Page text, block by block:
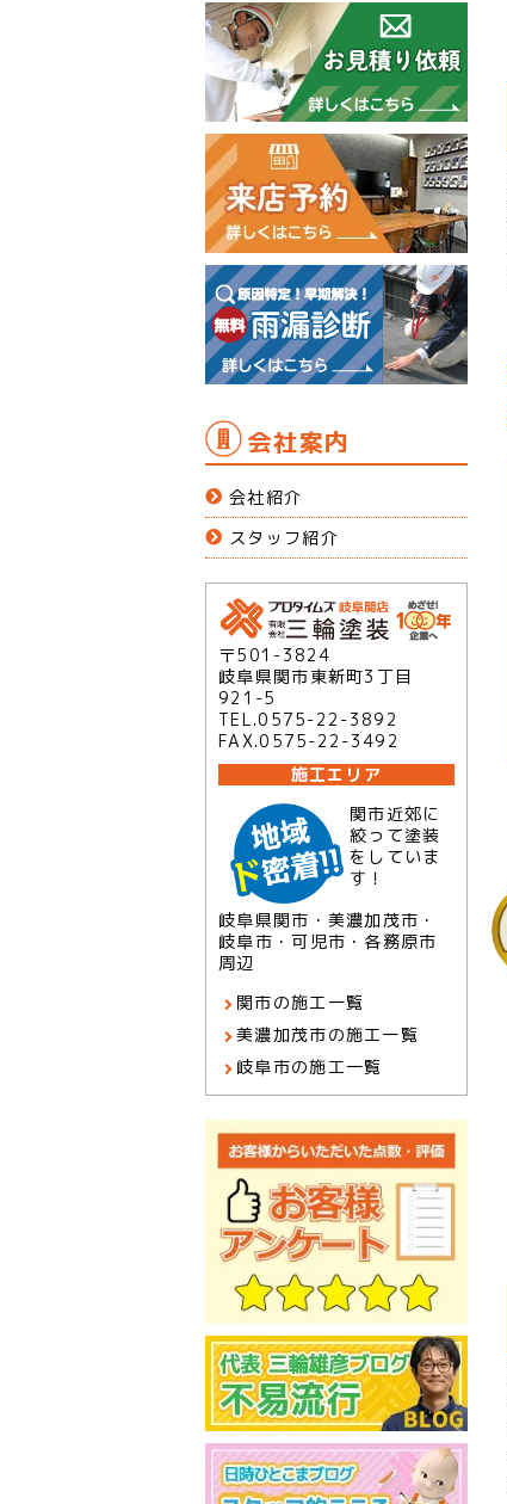
会社案内
会社紹介
スタッフ紹介
〒501-3824
岐阜県関市東新町3丁目
921-5
TEL.0575-22-3892
FAX.0575-22-3492
施工エリア
関市近郊に
絞って塗装
をしていま
す！
岐阜県関市・美濃加茂市・
岐阜市・可児市・各務原市
周辺
関市の施工一覧
美濃加茂市の施工一覧
岐阜市の施工一覧